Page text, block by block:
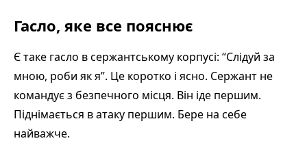
Гасло, яке все пояснює
Є таке гасло в сержантському корпусі: “Слідуй за
мною, роби як я”. Це коротко і ясно. Сержант не
командує з безпечного місця. Він іде першим.
Піднімається в атаку першим. Бере на себе
найважче.